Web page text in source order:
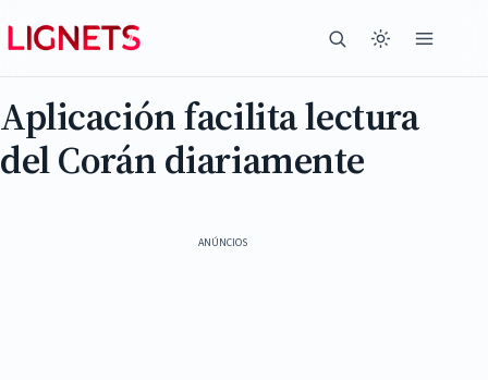
Aplicación facilita lectura
del Corán diariamente
ANÚNCIOS